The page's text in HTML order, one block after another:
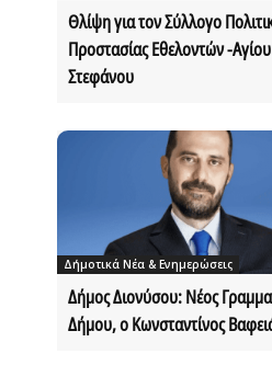
Θλίψη για τον Σύλλογο
Προστασίας Εθελοντών -Αγίου
Στεφάνου
Δήμοτικά Νέα & Ενημερώσεις
Δήμος Διονύσου: Νέος
Δήμου, ο Κωνσταντίνος